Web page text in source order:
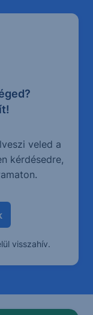
veled a
kérdésedre,
visszahív.